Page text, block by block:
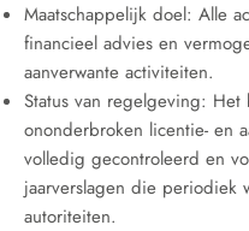
Maatschappelijk doel: Alle
financieel advies en
aanverwante activiteiten.
Status van regelgeving: Het
ononderbroken licentie- en
volledig gecontroleerd en
jaarverslagen die
autoriteiten.